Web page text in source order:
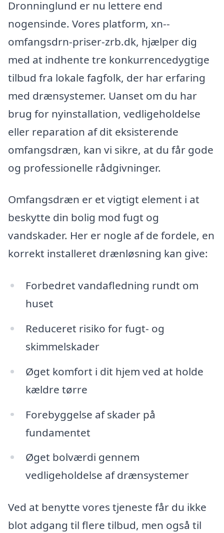
Dronninglund er nu lettere end
nogensinde. Vores platform, xn--
omfangsdrn-priser-zrb.dk, hjælper dig
med at indhente tre konkurrencedygtige
tilbud fra lokale fagfolk, der har erfaring
med drænsystemer. Uanset om du har
brug for nyinstallation, vedligeholdelse
eller reparation af dit eksisterende
omfangsdræn, kan vi sikre, at du får gode
og professionelle rådgivninger.
Omfangsdræn er et vigtigt element i at
beskytte din bolig mod fugt og
vandskader. Her er nogle af de fordele, en
korrekt installeret drænløsning kan give:
Forbedret vandafledning rundt om
huset
Reduceret risiko for fugt- og
skimmelskader
Øget komfort i dit hjem ved at holde
kældre tørre
Forebyggelse af skader på
fundamentet
Øget bolværdi gennem
vedligeholdelse af drænsystemer
Ved at benytte vores tjeneste får du ikke
blot adgang til flere tilbud, men også til